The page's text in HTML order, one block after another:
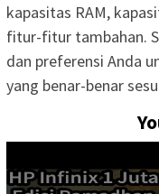
kapasitas RAM,
fitur-fitur tambahan.
dan preferensi Anda
yang benar-benar